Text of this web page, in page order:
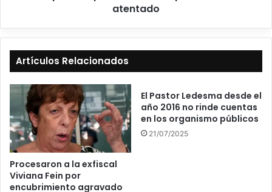
atentado
Artículos Relacionados
Procesaron a la exfiscal
Viviana Fein por
encubrimiento agravado
El Pastor Ledesma desde el
año 2016 no rinde cuentas
en los organismo públicos
21/07/2025